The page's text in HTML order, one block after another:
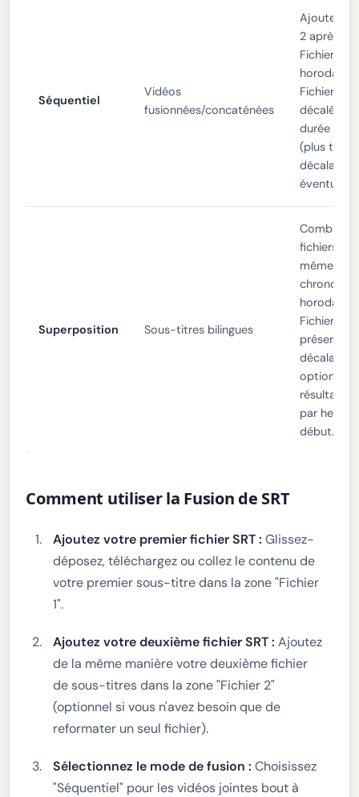
Séquentiel
Vidéos
fusionnées/concaténées
Ajoute le
2 après la
Fichier 1.
Fichier 2
décalés
durée du
(plus tout
décalage
éventuel).
Superposition Sous-titres bilingues
Combine
fichiers sur
même
Fichier 2
préservés
décalage
optionnel).
résultat
par heure
début.
Comment utiliser la Fusion de SRT
Ajoutez votre premier fichier SRT : Glissez-
déposez, téléchargez ou collez le contenu de
votre premier sous-titre dans la zone "Fichier
1".
Ajoutez votre deuxième fichier SRT : Ajoutez
de la même manière votre deuxième fichier
de sous-titres dans la zone "Fichier 2"
(optionnel si vous n'avez besoin que de
reformater un seul fichier).
Sélectionnez le mode de fusion : Choisissez
"Séquentiel" pour les vidéos jointes bout à